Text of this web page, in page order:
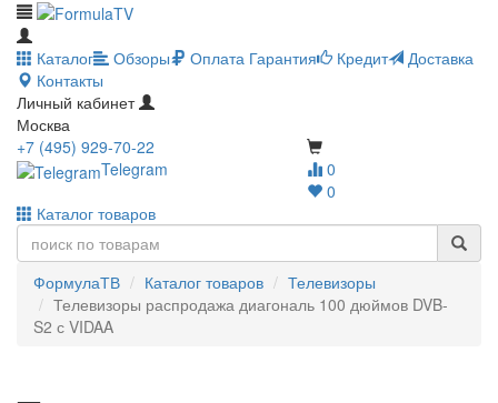
Каталог Обзоры Оплата Гарантия Кредит
Доставка
Контакты
Личный кабинет
Москва
0
0
+7 (495) 929-70-22
Telegram
Каталог товаров
ФормулаТВ Каталог товаров
Телевизоры
Телевизоры распродажа диагональ 100 дюймов DVB-
S2 с VIDAA